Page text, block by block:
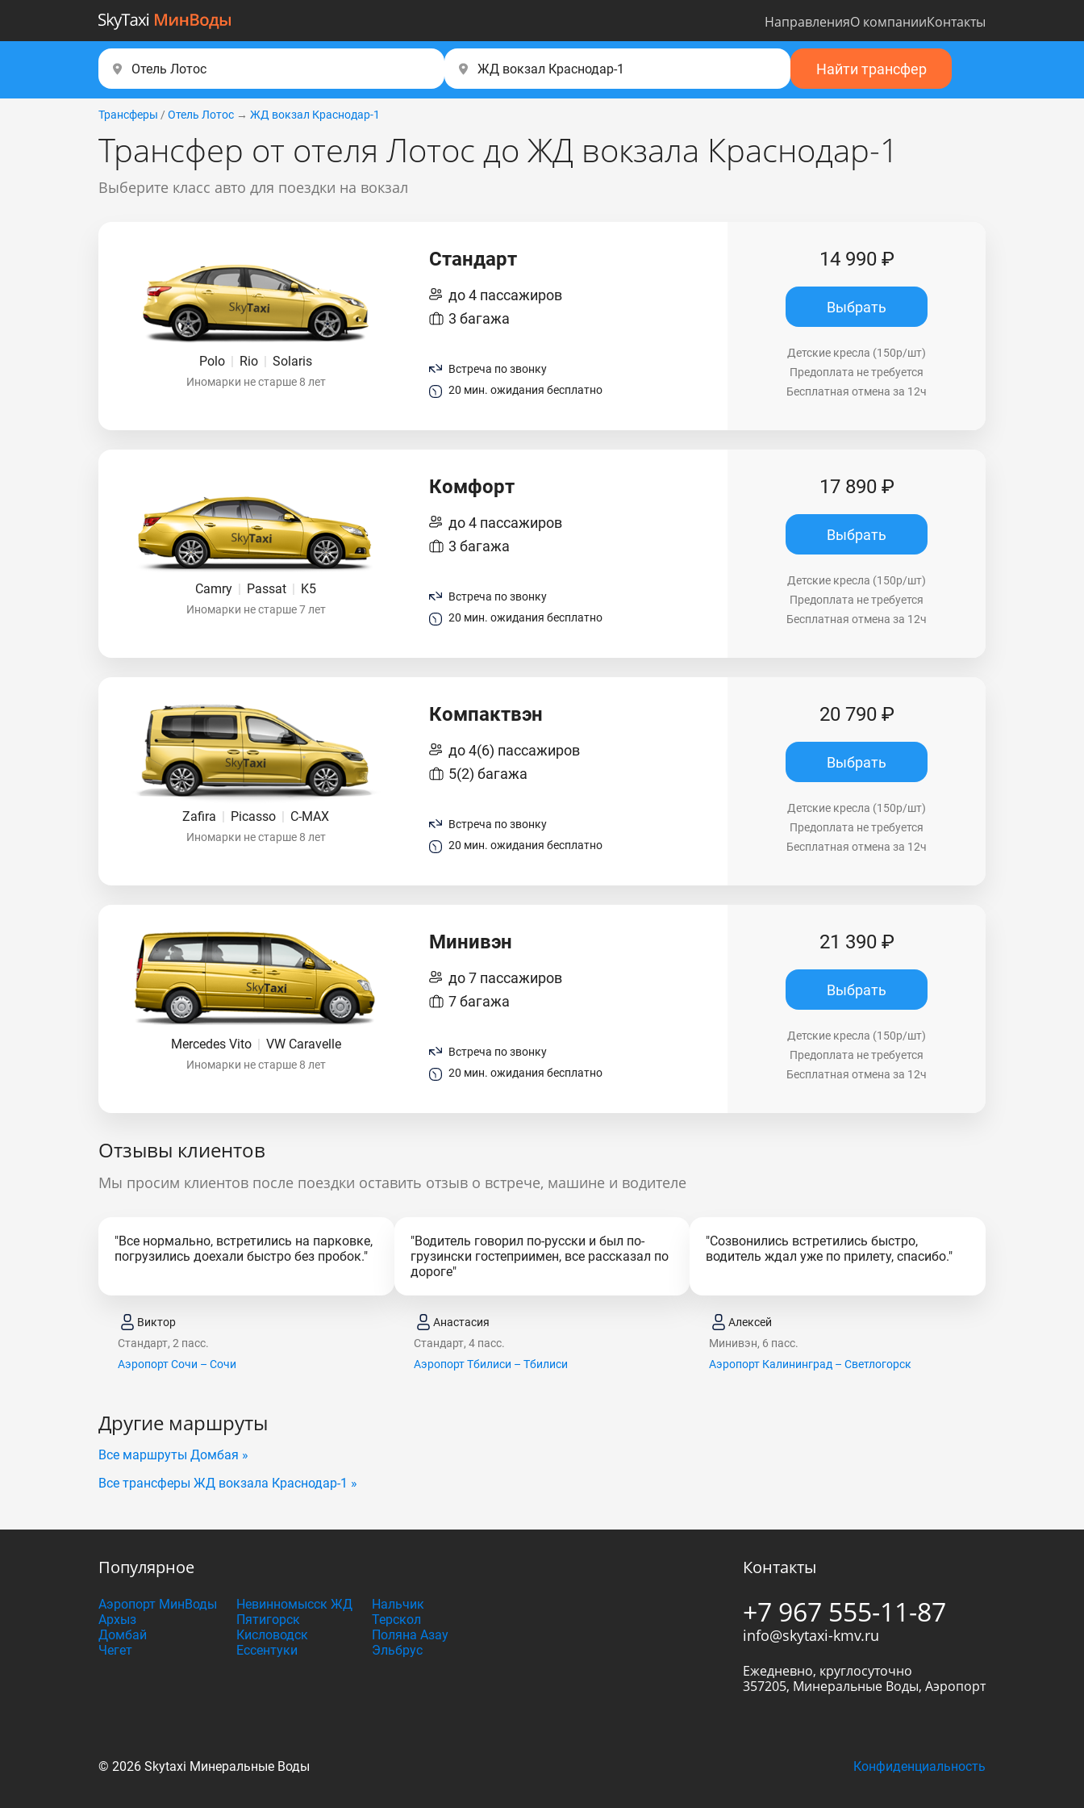
НаправленияО компанииКонтакты
Найти трансфер
Трансферы / Отель Лотос → ЖД вокзал Краснодар-1
Трансфер от отеля Лотос до ЖД вокзала Краснодар-1
Выберите класс авто для поездки на вокзал
Polo | Rio | Solaris
Иномарки не старше 8 лет
Стандарт
до 4 пассажиров
3 багажа
Встреча по звонку
20 мин. ожидания бесплатно
14 990 ₽
Выбрать
Детские кресла (150р/шт)
Предоплата не требуется
Бесплатная отмена за 12ч
Camry | Passat | K5
Иномарки не старше 7 лет
Комфорт
до 4 пассажиров
3 багажа
Встреча по звонку
20 мин. ожидания бесплатно
17 890 ₽
Выбрать
Детские кресла (150р/шт)
Предоплата не требуется
Бесплатная отмена за 12ч
Zafira | Picasso | C-MAX
Иномарки не старше 8 лет
Компактвэн
до 4(6) пассажиров
5(2) багажа
Встреча по звонку
20 мин. ожидания бесплатно
20 790 ₽
Выбрать
Детские кресла (150р/шт)
Предоплата не требуется
Бесплатная отмена за 12ч
Mercedes Vito | VW Caravelle
Иномарки не старше 8 лет
Минивэн
до 7 пассажиров
7 багажа
Встреча по звонку
20 мин. ожидания бесплатно
21 390 ₽
Выбрать
Детские кресла (150р/шт)
Предоплата не требуется
Бесплатная отмена за 12ч
Отзывы клиентов
Мы просим клиентов после поездки оставить отзыв о встрече, машине и водителе
"Все нормально, встретились на парковке,
погрузились доехали быстро без пробок."
Виктор
Стандарт, 2 пасс.
Аэропорт Сочи – Сочи
"Водитель говорил по-русски и был по-
грузински гостеприимен, все рассказал по
дороге"
Анастасия
Стандарт, 4 пасс.
Аэропорт Тбилиси – Тбилиси
"Созвонились встретились быстро,
водитель ждал уже по прилету, спасибо."
Алексей
Минивэн, 6 пасс.
Аэропорт Калининград – Светлогорск
Другие маршруты
Все маршруты Домбая »
Все трансферы ЖД вокзала Краснодар-1 »
Популярное
Аэропорт МинВоды
Архыз
Домбай
Чегет
Невинномысск ЖД
Пятигорск
Кисловодск
Ессентуки
Нальчик
Терскол
Поляна Азау
Эльбрус
Контакты
+7 967 555-11-87
info@skytaxi-kmv.ru
Ежедневно, круглосуточно
357205, Минеральные Воды, Аэропорт
© 2026 Skytaxi Минеральные Воды Конфиденциальность